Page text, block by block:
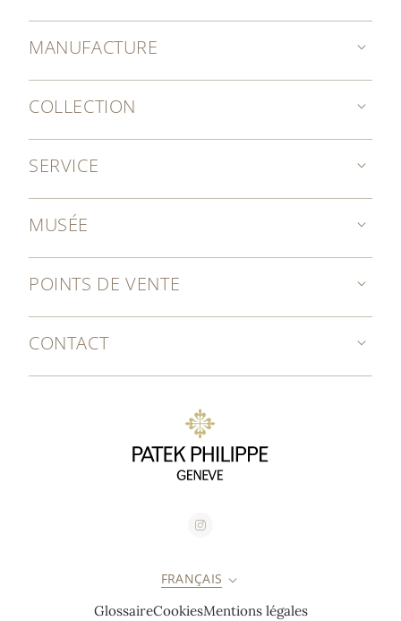
MANUFACTURE
COLLECTION
SERVICE
MUSÉE
POINTS DE VENTE
CONTACT
FRANÇAIS
GlossaireCookiesMentions légales